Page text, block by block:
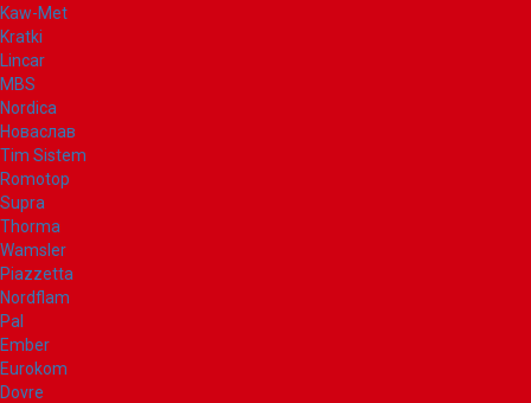
Kaw-Met
Kratki
Lincar
MBS
Nordica
Новаслав
Tim Sistem
Romotop
Supra
Thorma
Wamsler
Piazzetta
Nordflam
Pal
Ember
Eurokom
Dovre